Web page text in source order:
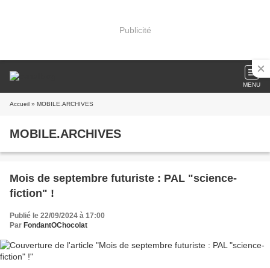
Publicité
MENU
Accueil » MOBILE.ARCHIVES
MOBILE.ARCHIVES
Mois de septembre futuriste : PAL "science-
fiction" !
Publié le 22/09/2024 à 17:00
Par FondantOChocolat